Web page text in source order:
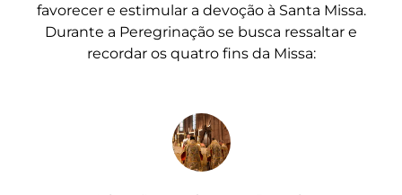
favorecer e estimular a devoção à Santa Missa.
Durante a Peregrinação se busca ressaltar e
recordar os quatro fins da Missa: